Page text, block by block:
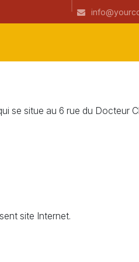
Coup(s) de coeur de la semaine
se situe au 6 rue du Docteur
site Internet.